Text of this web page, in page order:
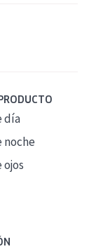
día
noche
ojos